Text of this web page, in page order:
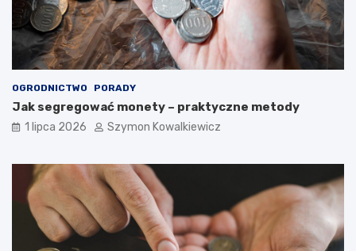
OGRODNICTWO PORADY
Jak segregować monety – praktyczne metody
1 lipca 2026 Szymon Kowalkiewicz